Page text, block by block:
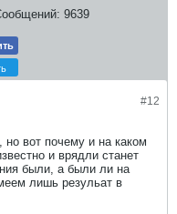
9639
#12
но вот почему и на каком
и врядли станет
были, а были ли на
лишь резульат в